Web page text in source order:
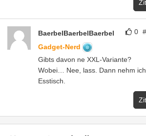
0 #
BaerbelBaerbelBaerbel
Gadget-Nerd
Gibts davon ne XXL-Variante?
Wobei… Nee, lass. Dann nehm
Esstisch.